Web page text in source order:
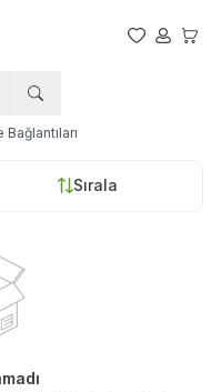
Favorilerim
Hesabım
Sırala